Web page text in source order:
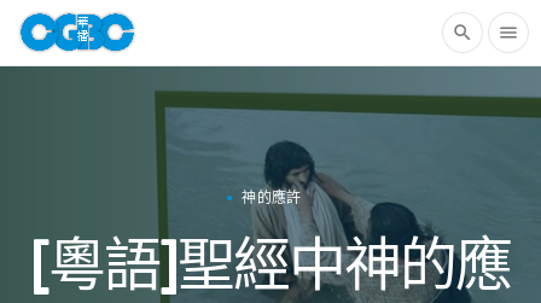
search menu
神的應許
[粵語]聖經中神的應